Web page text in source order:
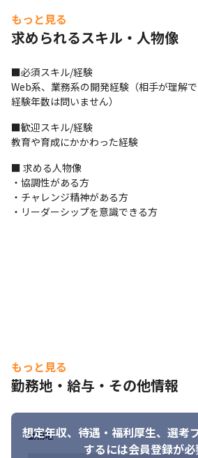
■その他
・付随する事務業務全般
・面談、カウンセリングなど
もっと見る
求められるスキル・人物像
■必須スキル/経験
Web系、業務系の開発経験（相手が理解
経験年数は問いません）
■歓迎スキル/経験
教育や育成にかかわった経験
■ 求める人物像
・協調性がある方
・チャレンジ精神がある方
・リーダーシップを意識できる方
もっと見る
勤務地・給与・その他情報
想定年収、待遇・福利厚生、 選考
するには会員登録が
勤務地